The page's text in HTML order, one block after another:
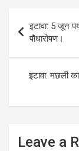
p
p
navigation
इटावा: 5 जून
पौधारोपण।
इटावा: मछली
Leave a